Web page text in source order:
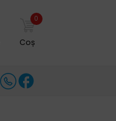
0
Coș